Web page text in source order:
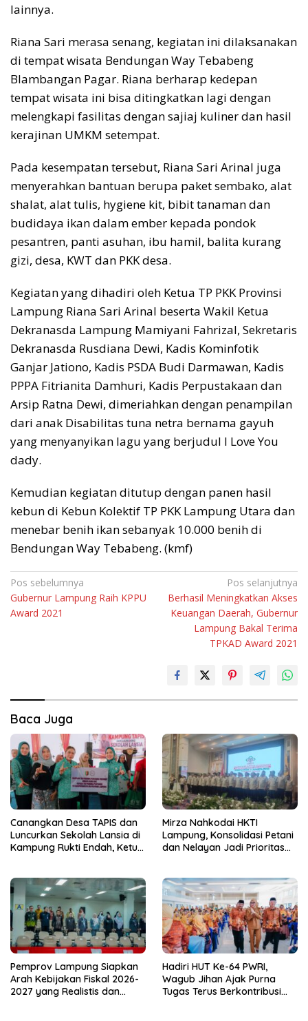
lainnya.
Riana Sari merasa senang, kegiatan ini dilaksanakan
di tempat wisata Bendungan Way Tebabeng
Blambangan Pagar. Riana berharap kedepan
tempat wisata ini bisa ditingkatkan lagi dengan
melengkapi fasilitas dengan sajiaj kuliner dan hasil
kerajinan UMKM setempat.
Pada kesempatan tersebut, Riana Sari Arinal juga
menyerahkan bantuan berupa paket sembako, alat
shalat, alat tulis, hygiene kit, bibit tanaman dan
budidaya ikan dalam ember kepada pondok
pesantren, panti asuhan, ibu hamil, balita kurang
gizi, desa, KWT dan PKK desa.
Kegiatan yang dihadiri oleh Ketua TP PKK Provinsi
Lampung Riana Sari Arinal beserta Wakil Ketua
Dekranasda Lampung Mamiyani Fahrizal, Sekretaris
Dekranasda Rusdiana Dewi, Kadis Kominfotik
Ganjar Jationo, Kadis PSDA Budi Darmawan, Kadis
PPPA Fitrianita Damhuri, Kadis Perpustakaan dan
Arsip Ratna Dewi, dimeriahkan dengan penampilan
dari anak Disabilitas tuna netra bernama gayuh
yang menyanyikan lagu yang berjudul I Love You
dady.
Kemudian kegiatan ditutup dengan panen hasil
kebun di Kebun Kolektif TP PKK Lampung Utara dan
menebar benih ikan sebanyak 10.000 benih di
Bendungan Way Tebabeng. (kmf)
Navigasi
pos
Pos sebelumnya
Gubernur Lampung Raih KPPU
Award 2021
Pos selanjutnya
Berhasil Meningkatkan Akses
Keuangan Daerah, Gubernur
Lampung Bakal Terima
TPKAD Award 2021
Baca Juga
Canangkan Desa TAPIS dan
Luncurkan Sekolah Lansia di
Kampung Rukti Endah, Ketua
dari Desa
Mirza Nahkodai HKTI
Lampung, Konsolidasi Petani
dan Nelayan Jadi Prioritas
Pemprov Lampung Siapkan
Arah Kebijakan Fiskal 2026-
2027 yang Realistis dan
Hadiri HUT Ke-64 PWRI,
Wagub Jihan Ajak Purna
Tugas Terus Berkontribusi